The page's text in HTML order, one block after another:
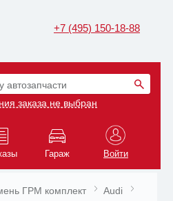
+7 (495) 150-18-88
автозапчасти
заказа не выбран
Гараж Войти
ГРМ комплект
Audi